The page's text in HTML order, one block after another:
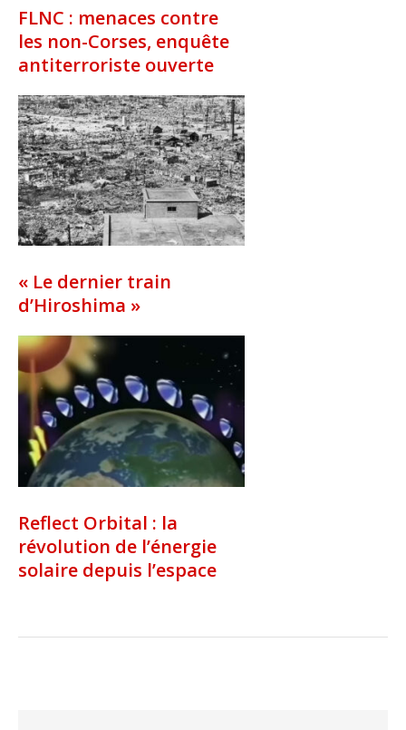
FLNC : menaces contre
les non-Corses, enquête
antiterroriste ouverte
« Le dernier train
d’Hiroshima »
Reflect Orbital : la
révolution de l’énergie
solaire depuis l’espace